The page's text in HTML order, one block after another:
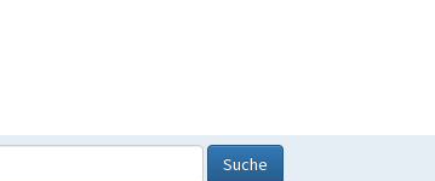
Suche